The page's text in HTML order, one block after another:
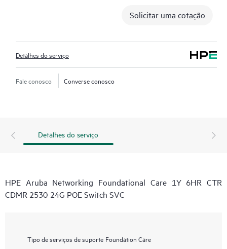
Solicitar uma cotação
Detalhes do serviço
Fale conosco Converse conosco
Detalhes do serviço
HPE Aruba Networking Foundational Care 1Y 6HR CTR
CDMR 2530 24G POE Switch SVC
Tipo de serviços de suporte Foundation Care